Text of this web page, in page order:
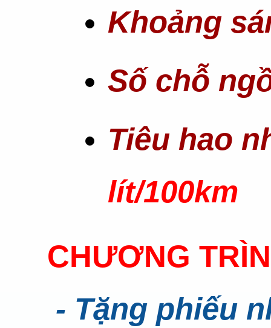
Khoảng
Số chỗ
Tiêu hao
lít/100km
CHƯƠNG
- Tặng phiếu